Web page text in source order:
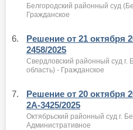
Белгородский районный суд
Гражданское
6.
Решение от 21 октября
2458/2025
Свердловский районный суд г.
область) - Гражданское
7.
Решение от 20 октября
2А-3425/2025
Октябрьский районный суд г.
Административное